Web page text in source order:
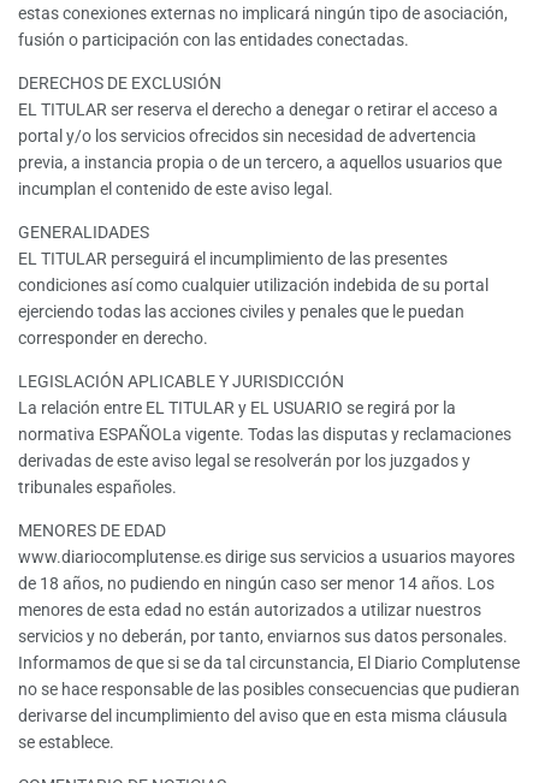
estas conexiones externas no implicará ningún tipo de asociación,
fusión o participación con las entidades conectadas.
DERECHOS DE EXCLUSIÓN
EL TITULAR ser reserva el derecho a denegar o retirar el acceso a
portal y/o los servicios ofrecidos sin necesidad de advertencia
previa, a instancia propia o de un tercero, a aquellos usuarios que
incumplan el contenido de este aviso legal.
GENERALIDADES
EL TITULAR perseguirá el incumplimiento de las presentes
condiciones así como cualquier utilización indebida de su portal
ejerciendo todas las acciones civiles y penales que le puedan
corresponder en derecho.
LEGISLACIÓN APLICABLE Y JURISDICCIÓN
La relación entre EL TITULAR y EL USUARIO se regirá por la
normativa ESPAÑOLa vigente. Todas las disputas y reclamaciones
derivadas de este aviso legal se resolverán por los juzgados y
tribunales españoles.
MENORES DE EDAD
www.diariocomplutense.es dirige sus servicios a usuarios mayores
de 18 años, no pudiendo en ningún caso ser menor 14 años. Los
menores de esta edad no están autorizados a utilizar nuestros
servicios y no deberán, por tanto, enviarnos sus datos personales.
Informamos de que si se da tal circunstancia, El Diario Complutense
no se hace responsable de las posibles consecuencias que pudieran
derivarse del incumplimiento del aviso que en esta misma cláusula
se establece.